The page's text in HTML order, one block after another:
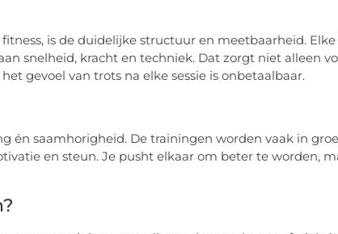
is de duidelijke structuur en meetbaarheid.
snelheid, kracht en techniek. Dat zorgt niet alleen
gevoel van trots na elke sessie is onbetaalbaar.
én saamhorigheid. De trainingen worden vaak in
en steun. Je pusht elkaar om beter te worden,